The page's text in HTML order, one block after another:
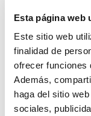
Esta página web
Este sitio web
finalidad de
ofrecer funciones
Además,
haga del sitio
sociales,